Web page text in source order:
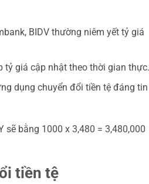
BIDV thường niêm yết tỷ giá
tỷ giá cập nhật theo thời gian thực.
dụng chuyển đổi tiền tệ đáng tin
sẽ bằng 1000 x 3,480 = 3,480,000
tiền tệ